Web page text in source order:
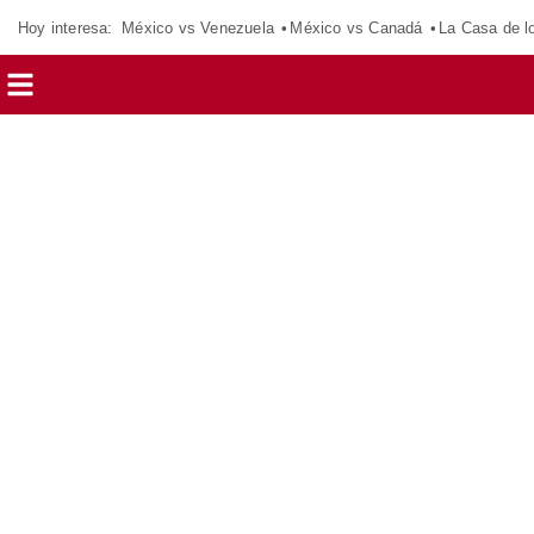
Hoy interesa: México vs Venezuela México vs Canadá La Casa de